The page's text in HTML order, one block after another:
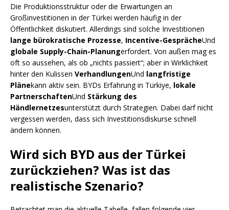
Die Produktionsstruktur oder die Erwartungen an
Großinvestitionen in der Türkei werden häufig in der
Öffentlichkeit diskutiert. Allerdings sind solche Investitionen
lange bürokratische Prozesse, Incentive-GesprächeUnd
globale Supply-Chain-Planungerfordert. Von außen mag es
oft so aussehen, als ob „nichts passiert“; aber in Wirklichkeit
hinter den Kulissen VerhandlungenUnd langfristige
Plänekann aktiv sein. BYDs Erfahrung in Türkiye, lokale
PartnerschaftenUnd Stärkung des
Händlernetzesunterstützt durch Strategien. Dabei darf nicht
vergessen werden, dass sich Investitionsdiskurse schnell
ändern können.
Wird sich BYD aus der Türkei
zurückziehen? Was ist das
realistische Szenario?